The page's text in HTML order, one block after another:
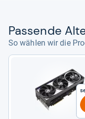
Pas­sende
So wählen wir die